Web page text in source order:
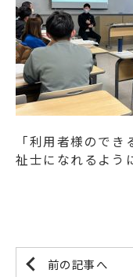
「利用者様ので
祉士になれるよう
前の記事へ